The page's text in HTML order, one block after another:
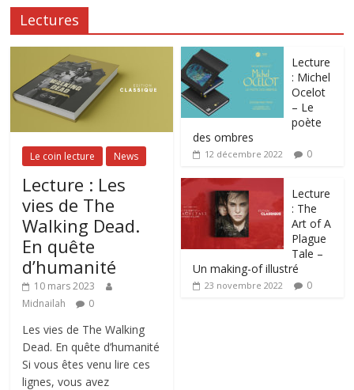
Lectures
Le coin lecture News
Lecture : Les
vies de The
Walking Dead.
En quête
d’humanité
10 mars 2023
Midnailah
0
Les vies de The Walking
Dead. En quête d’humanité
Si vous êtes venu lire ces
lignes, vous avez
Lecture
: Michel
Ocelot
– Le
poète
des ombres
12 décembre 2022 0
Lecture
: The
Art of A
Plague
Tale –
Un making-of illustré
23 novembre 2022 0